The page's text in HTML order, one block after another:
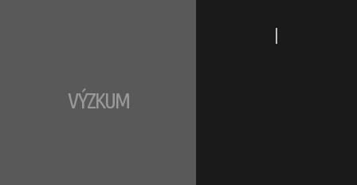
VÝZKUM